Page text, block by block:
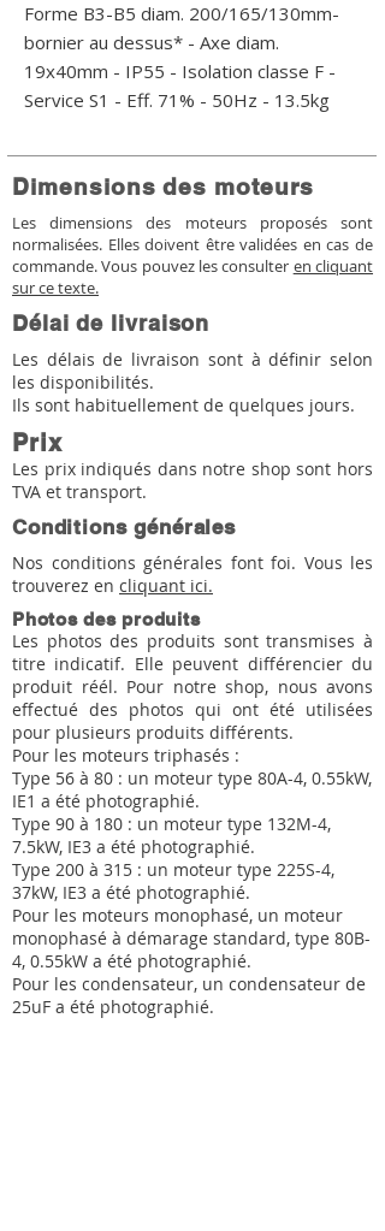
Forme B3-B5 diam. 200/165/130mm-
bornier au dessus* - Axe diam.
19x40mm - IP55 - Isolation classe F -
Service S1 - Eff. 71% - 50Hz - 13.5kg
Dimensions des moteurs
Les dimensions des moteurs proposés sont
normalisées. Elles doivent être validées en cas de
commande. Vous pouvez les consulter en cliquant
sur ce texte.
Délai de livraison
Les délais de livraison sont à définir selon
les disponibilités.
Ils sont habituellement de quelques jours.
Prix
Les prix indiqués dans notre shop sont hors
TVA et transport.
Conditions générales
Nos conditions générales font foi. Vous les
trouverez en cliquant ici.
Photos des produits
Les photos des produits sont transmises à
titre indicatif. Elle peuvent différencier du
produit réél. Pour notre shop, nous avons
effectué des photos qui ont été utilisées
pour plusieurs produits différents.
Pour les moteurs triphasés :
Type 56 à 80 : un moteur type 80A-4, 0.55kW,
IE1 a été photographié.
Type 90 à 180 : un moteur type 132M-4,
7.5kW, IE3 a été photographié.
Type 200 à 315 : un moteur type 225S-4,
37kW, IE3 a été photographié.
Pour les moteurs monophasé, un moteur
monophasé à démarage standard, type 80B-
4, 0.55kW a été photographié.
Pour les condensateur, un condensateur de
25uF a été photographié.